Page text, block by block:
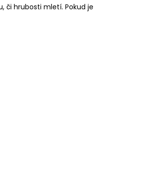
či hrubosti mletí. Pokud je